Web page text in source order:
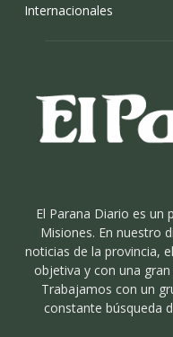
Internacionales
El Parana Diario es un
Misiones. En nuestro
noticias de la provincia,
objetiva y con una
Trabajamos con un
constante búsqueda